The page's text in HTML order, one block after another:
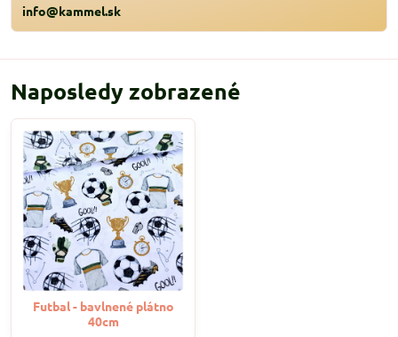
info@kammel.sk
Naposledy zobrazené
Futbal - bavlnené plátno
40cm